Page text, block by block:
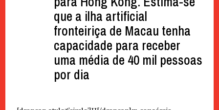
que a ilha artificial
fronteiriça de Macau tenha
capacidade para receber
uma média de 40 mil pessoas
por dia